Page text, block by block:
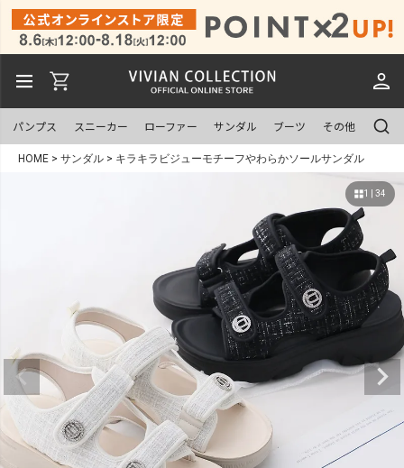
パンプス スニーカー ローファー サンダル ブーツ その他
HOME サンダル キラキラビジューモチーフやわらかソールサンダル
1 | 34